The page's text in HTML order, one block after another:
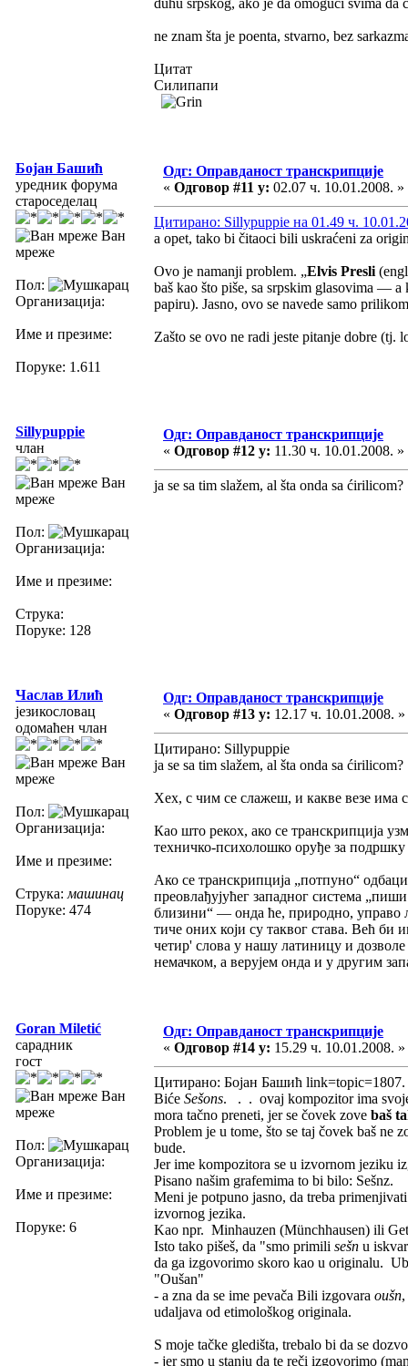
ne znam šta je poenta, stvarno, bez
Цитат
Силипапи
Бојан Башић
уредник форума
староседелац
Ван
мреже
Пол:
Организација:
Име и презиме:
Поруке: 1.611
Одг: Оправданост транскрипције
« Одговор #11 у: 02.07 ч. 10.01.2008. »
Цитирано: Sillypuppie на 01.49 ч.
a opet, tako bi čitaoci bili uskraćeni za
Ovo je namanji problem. „Elvis Presli
baš kao što piše, sa srpskim glasovima —
papiru). Jasno, ovo se navede samo
Zašto se ovo ne radi jeste pitanje dobre (tj.
Sillypuppie
члан
Ван
мреже
Пол:
Организација:
Име и презиме:
Струка:
Поруке: 128
Одг: Оправданост транскрипције
« Одговор #12 у: 11.30 ч. 10.01.2008. »
ja se sa tim slažem, al šta onda sa ćirilicom?
Часлав Илић
језикословац
одомаћен члан
Ван
мреже
Пол:
Организација:
Име и презиме:
Струка: машинац
Поруке: 474
Одг: Оправданост транскрипције
« Одговор #13 у: 12.17 ч. 10.01.2008. »
Цитирано: Sillypuppie
ja se sa tim slažem, al šta onda sa ćirilicom?
Хех, с чим се слажеш, и какве везе има
Као што рекох, ако се транскрипција
техничко-психолошко оруђе за подршку
Ако се транскрипција „потпуно“
преовлађујућег западног система
близини“ — онда ће, природно, управо
тиче оних који су таквог става. Већ би
четир' слова у нашу латиницу и
немачком, а верујем онда и у другим
Goran Miletić
сарадник
гост
Ван
мреже
Пол:
Организација:
Име и презиме:
Поруке: 6
Одг: Оправданост транскрипције
« Одговор #14 у: 15.29 ч. 10.01.2008. »
Цитирано: Бојан Башић
Biće Sešons. . . ovaj kompozitor ima svoje
mora tačno preneti, jer se čovek zove baš
Problem je u tome, što se taj čovek baš
bude.
Jer ime kompozitora se u izvornom jeziku
Pisano našim grafemima to bi bilo: Sešnz.
Meni je potpuno jasno, da treba
izvornog jezika.
Kao npr. Minhauzen (Münchhausen) ili
Isto tako pišeš, da "smo primili sešn u
da ga izgovorimo skoro kao u originalu.
"Oušan"
- a zna da se ime pevača Bili izgovara oušn
udaljava od etimološkog originala.
S moje tačke gledišta, trebalo bi da se
- jer smo u stanju da te reči izgovorimo